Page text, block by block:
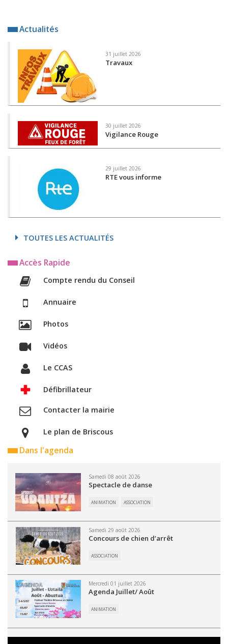
Actualités
31 juillet 2026
Travaux
30 juillet 2026
Vigilance Rouge
29 juillet 2026
RTE vous informe
TOUTES LES ACTUALITÉS
Accès Rapide
Compte rendu du Conseil
Annuaire
Photos
Vidéos
Le CCAS
Défibrillateur
Contacter la mairie
Le plan de Briscous
Dans l'agenda
Samedi 08 août 2026
Spectacle de danse
ANIMATION ASSOCIATION
Samedi 29 août 2026
Concours de chien d’arrêt
ASSOCIATION
Mercredi 01 juillet 2026
Agenda Juillet/ Août
ANIMATION